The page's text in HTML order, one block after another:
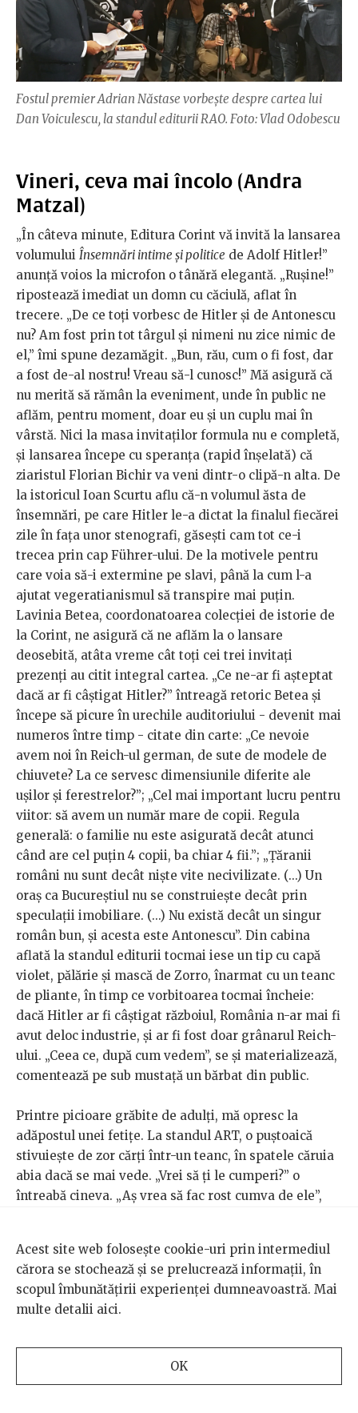
Fostul premier Adrian Năstase vorbește despre cartea lui
Dan Voiculescu, la standul editurii RAO. Foto: Vlad Odobescu
Vineri, ceva mai încolo (Andra
Matzal)
„În câteva minute, Editura Corint vă invită la lansarea
volumului Însemnări intime și politice de Adolf Hitler!”
anunță voios la microfon o tânără elegantă. „Rușine!”
ripostează imediat un domn cu căciulă, aflat în
trecere. „De ce toți vorbesc de Hitler și de Antonescu
nu? Am fost prin tot târgul și nimeni nu zice nimic de
el,” îmi spune dezamăgit. „Bun, rău, cum o fi fost, dar
a fost de-al nostru! Vreau să-l cunosc!” Mă asigură că
nu merită să rămân la eveniment, unde în public ne
aflăm, pentru moment, doar eu și un cuplu mai în
vârstă. Nici la masa invitaților formula nu e completă,
și lansarea începe cu speranța (rapid înșelată) că
ziaristul Florian Bichir va veni dintr-o clipă-n alta. De
la istoricul Ioan Scurtu aflu că-n volumul ăsta de
însemnări, pe care Hitler le-a dictat la finalul fiecărei
zile în fața unor stenografi, găsești cam tot ce-i
trecea prin cap Führer-ului. De la motivele pentru
care voia să-i extermine pe slavi, până la cum l-a
ajutat vegeratianismul să transpire mai puțin.
Lavinia Betea, coordonatoarea colecției de istorie de
la Corint, ne asigură că ne aflăm la o lansare
deosebită, atâta vreme cât toți cei trei invitați
prezenți au citit integral cartea. „Ce ne-ar fi așteptat
dacă ar fi câștigat Hitler?” întreagă retoric Betea și
începe să picure în urechile auditoriului - devenit mai
numeros între timp - citate din carte: „Ce nevoie
avem noi în Reich-ul german, de sute de modele de
chiuvete? La ce servesc dimensiunile diferite ale
ușilor și ferestrelor?”; „Cel mai important lucru pentru
viitor: să avem un număr mare de copii. Regula
generală: o familie nu este asigurată decât atunci
când are cel puțin 4 copii, ba chiar 4 fii.”; „Țăranii
români nu sunt decât niște vite necivilizate. (...) Un
oraș ca Bucureștiul nu se construiește decât prin
speculații imobiliare. (...) Nu există decât un singur
român bun, și acesta este Antonescu”. Din cabina
aflată la standul editurii tocmai iese un tip cu capă
violet, pălărie și mască de Zorro, înarmat cu un teanc
de pliante, în timp ce vorbitoarea tocmai încheie:
dacă Hitler ar fi câștigat războiul, România n-ar mai fi
avut deloc industrie, și ar fi fost doar grânarul Reich-
ului. „Ceea ce, după cum vedem”, se și materializează,
comentează pe sub mustață un bărbat din public.
Printre picioare grăbite de adulți, mă opresc la
adăpostul unei fetițe. La standul ART, o puștoaică
stivuiește de zor cărți într-un teanc, în spatele căruia
abia dacă se mai vede. „Vrei să ți le cumperi?” o
întreabă cineva. „Aș vrea să fac rost cumva de ele”,
despre cărți, e super-profi și vorbește exaltată, de
parc-ar fi în fața camerei de filmat cu care-și face
singură clipurile de book-tubingde pe canalul „Daria
Prietenă cu Cărțile
mult mai multe cărți spre recenzie decât m-am
Acest site web folosește cookie-uri prin intermediul
cărora se stochează și se prelucrează informații, în
scopul îmbunătățirii experienței dumneavoastră. Mai
multe detalii aici.
OK